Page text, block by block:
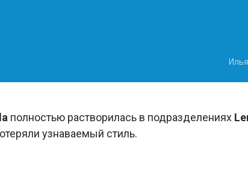
полностью растворилась в подразделениях
узнаваемый стиль.